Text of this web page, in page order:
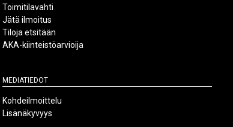
Toimitilavahti
Jätä ilmoitus
Tiloja etsitään
AKA-kiinteistöarvioija
Mediatiedot
Kohdeilmoittelu
Lisänäkyvyys